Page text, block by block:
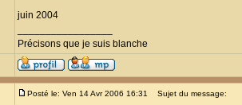
juin 2004
Précisons que je suis blanche
Posté le: Ven 14 Avr 2006 16:31 Sujet du message: